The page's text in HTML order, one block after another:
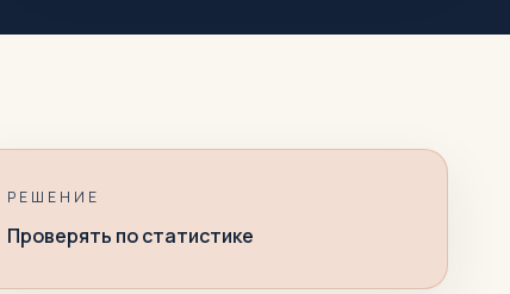
РЕШЕНИЕ
Проверять по статистике